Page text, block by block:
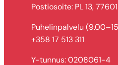
Postiosoite: PL 13,
Puhelinpalvelu
+358 17 513 311
Y-tunnus: 0208061-4